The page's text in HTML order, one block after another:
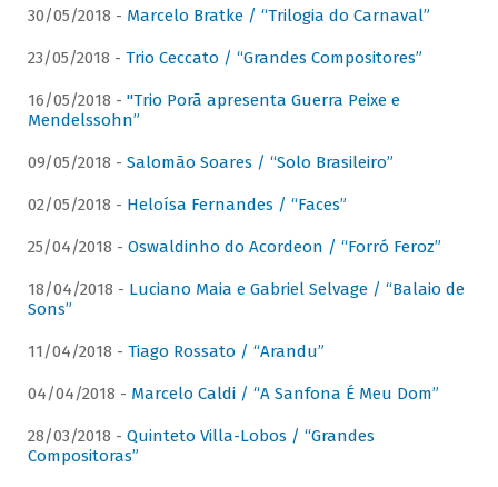
30/05/2018 - Marcelo Bratke / “Trilogia do Carnaval”
23/05/2018 - Trio Ceccato / “Grandes Compositores”
16/05/2018 - "Trio Porã apresenta Guerra Peixe e
Mendelssohn”
09/05/2018 - Salomão Soares / “Solo Brasileiro”
02/05/2018 - Heloísa Fernandes / “Faces”
25/04/2018 - Oswaldinho do Acordeon / “Forró Feroz”
18/04/2018 - Luciano Maia e Gabriel Selvage / “Balaio de
Sons”
11/04/2018 - Tiago Rossato / “Arandu”
04/04/2018 - Marcelo Caldi / “A Sanfona É Meu Dom”
28/03/2018 - Quinteto Villa-Lobos / “Grandes
Compositoras”